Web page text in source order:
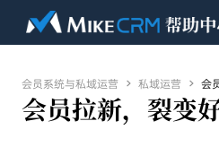
会员系统与私域运营  私域运营  会
会员拉新，裂变